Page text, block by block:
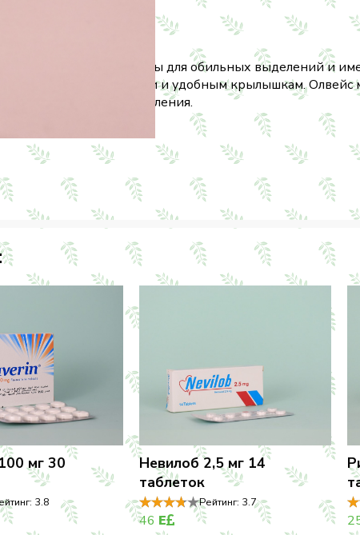
перышко предназначены для обильных выделений и
синей части и удобным крылышкам.
самые обильные выделения.
мг 30
3.8
Невилоб 2,5 мг 14
таблеток
Рейтинг: 3.7
46 E